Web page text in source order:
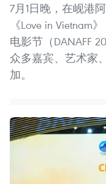
7月1日晚，在岘港
《Love in Vietnam
电影节（DANAFF
众多嘉宾、艺术家
加。